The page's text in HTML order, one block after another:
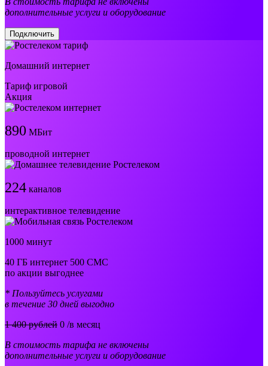
дополнительные услуги и оборудование
Подключить
Домашний интернет
Тариф игровой
Акция
890 МБит
проводной интернет
224 каналов
интерактивное телевидение
1000 минут
40 ГБ интернет 500 СМС
по акции выгоднее
* Пользуйтесь услугами
в течение 30 дней выгодно
1 400 рублей 0 /в месяц
В стоимость тарифа не включены
дополнительные услуги и оборудование